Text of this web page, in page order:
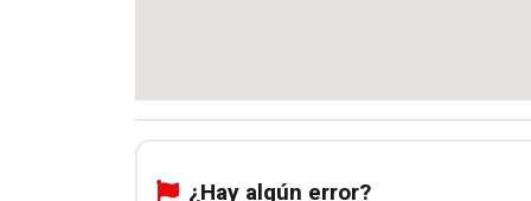
¿Hay algún error?